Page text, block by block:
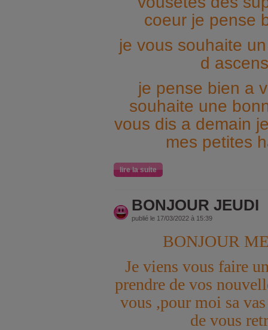
coeur je pense
je vous souhaite
d
je pense bien a
souhaite une
vous dis a demain
mes petites
lire la suite
BONJOUR JEUDI
publié le 17/03/2022 à 15:39
BONJOUR
Je viens vous faire
prendre de vos
vous ,pour moi sa
de vous